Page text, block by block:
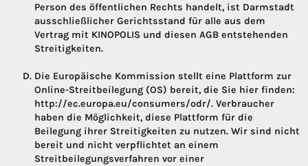
Person des öffentlichen Rechts handelt, ist Darmstadt
ausschließlicher Gerichtsstand für alle aus dem
Vertrag mit KINOPOLIS und diesen AGB entstehenden
Streitigkeiten.
Die Europäische Kommission stellt eine Plattform zur
Online-Streitbeilegung (OS) bereit, die Sie hier finden:
http://ec.europa.eu/consumers/odr/. Verbraucher
haben die Möglichkeit, diese Plattform für die
Beilegung ihrer Streitigkeiten zu nutzen. Wir sind nicht
bereit und nicht verpflichtet an einem
Streitbeilegungsverfahren vor einer